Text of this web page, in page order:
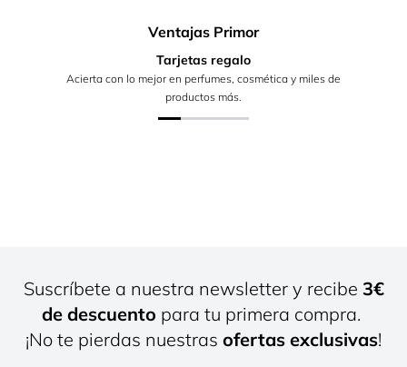
Ventajas Primor
Tarjetas regalo
Acierta con lo mejor en perfumes, cosmética y miles de
productos más.
Suscríbete a nuestra newsletter y recibe 3€
de descuento para tu primera compra.
¡No te pierdas nuestras ofertas exclusivas!